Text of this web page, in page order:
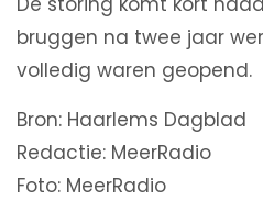
bruggen na twee jaar
volledig waren geopend.
Bron: Haarlems Dagblad
Redactie: MeerRadio
Foto: MeerRadio